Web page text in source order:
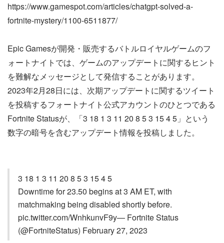
https://www.gamespot.com/articles/chatgpt-solved-a-
fortnite-mystery/1100-6511877/
Epic Gamesが開発・販売するバトルロイヤルゲームのフ
ォートナイトでは、ゲームのアップデートに関するヒント
を難解なメッセージとして発信することがあります。
2023年2月28日には、次期アップデートに関するツイート
を投稿するフォートナイト公式アカウントのひとつである
Fortnite Statusが、「3 18 1 3 11 20 8 5 3 15 4 5」という
数字の暗号を含むアップデート情報を投稿しました。
3 18 1 3 11 20 8 5 3 15 4 5
Downtime for 23.50 begins at 3 AM ET, with
matchmaking being disabled shortly before.
pic.twitter.com/WnhkunvF9y— Fortnite Status
(@FortniteStatus) February 27, 2023